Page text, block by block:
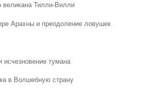
великана Тилли-Вилли
Арахны и преодоление ловушек
исчезновение тумана
в Волшебную страну